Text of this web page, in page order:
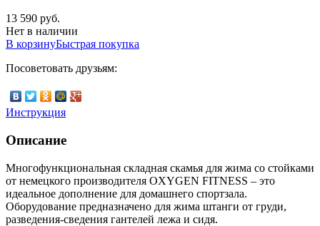
13 590 руб.
Нет в наличии
В корзинуБыстрая покупка
Посоветовать друзьям:
Инструкция
Описание
Многофункциональная складная скамья для жима со стойками
от немецкого производителя OXYGEN FITNESS – это
идеальное дополнение для домашнего спортзала.
Оборудование предназначено для жима штанги от груди,
разведения-сведения гантелей лежа и сидя.